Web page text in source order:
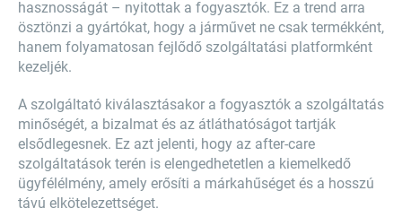
hasznosságát – nyitottak a fogyasztók. Ez a trend arra
ösztönzi a gyártókat, hogy a járművet ne csak termékként,
hanem folyamatosan fejlődő szolgáltatási platformként
kezeljék.
A szolgáltató kiválasztásakor a fogyasztók a szolgáltatás
minőségét, a bizalmat és az átláthatóságot tartják
elsődlegesnek. Ez azt jelenti, hogy az after-care
szolgáltatások terén is elengedhetetlen a kiemelkedő
ügyfélélmény, amely erősíti a márkahűséget és a hosszú
távú elkötelezettséget.